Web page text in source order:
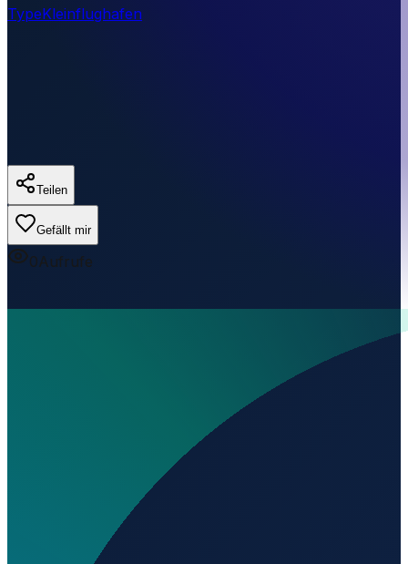
TypeKleinflughafen
Teilen
Gefällt mir
0Aufrufe